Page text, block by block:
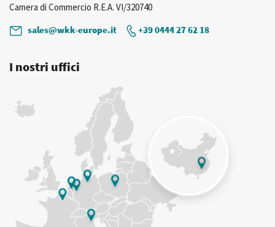
Camera di Commercio R.E.A. VI/320740
sales@wkk-europe.it
+39 0444 27 62 18
I nostri uffici